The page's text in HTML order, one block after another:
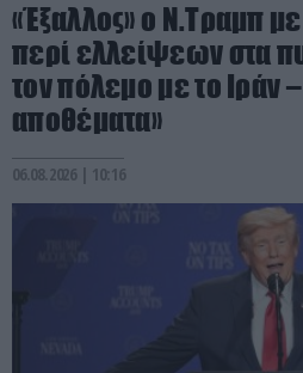
«Έξαλλος» ο Ν.Τραμπ
περί ελλείψεων στα
τον πόλεμο με το Ιράν
αποθέματα»
06.08.2026 | 10:16